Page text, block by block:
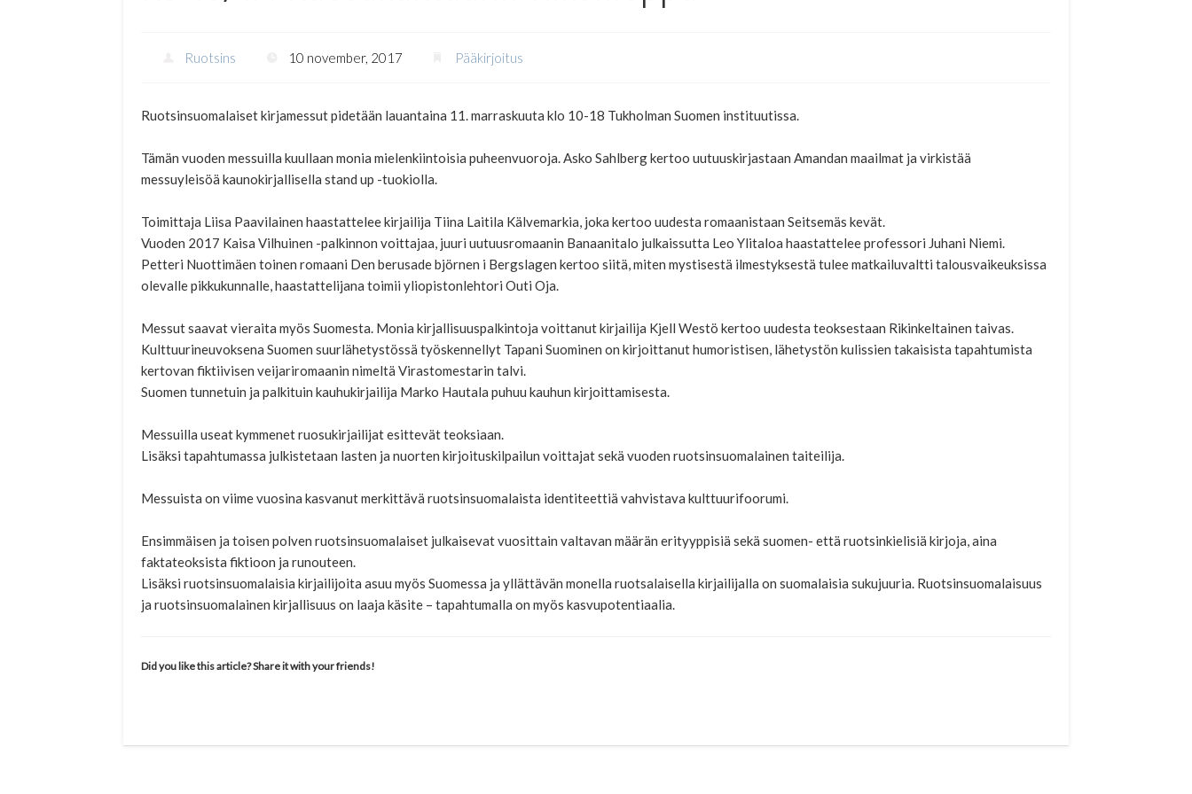
Ruotsins 10 november, 2017 Pääkirjoitus
Ruotsinsuomalaiset kirjamessut pidetään lauantaina 11. marraskuuta klo 10-18 Tukholman Suomen instituutissa.
Tämän vuoden messuilla kuullaan monia mielenkiintoisia puheenvuoroja. Asko Sahlberg kertoo uutuuskirjastaan Amandan maailmat ja virkistää
messuyleisöä kaunokirjallisella stand up -tuokiolla.
Toimittaja Liisa Paavilainen haastattelee kirjailija Tiina Laitila Kälvemarkia, joka kertoo uudesta romaanistaan Seitsemäs kevät.
Vuoden 2017 Kaisa Vilhuinen -palkinnon voittajaa, juuri uutuusromaanin Banaanitalo julkaissutta Leo Ylitaloa haastattelee professori Juhani Niemi.
Petteri Nuottimäen toinen romaani Den berusade björnen i Bergslagen kertoo siitä, miten mystisestä ilmestyksestä tulee matkailuvaltti talousvaikeuksissa
olevalle pikkukunnalle, haastattelijana toimii yliopistonlehtori Outi Oja.
Messut saavat vieraita myös Suomesta. Monia kirjallisuuspalkintoja voittanut kirjailija Kjell Westö kertoo uudesta teoksestaan Rikinkeltainen taivas.
Kulttuurineuvoksena Suomen suurlähetystössä työskennellyt Tapani Suominen on kirjoittanut humoristisen, lähetystön kulissien takaisista tapahtumista
kertovan fiktiivisen veijariromaanin nimeltä Virastomestarin talvi.
Suomen tunnetuin ja palkituin kauhukirjailija Marko Hautala puhuu kauhun kirjoittamisesta.
Messuilla useat kymmenet ruosukirjailijat esittevät teoksiaan.
Lisäksi tapahtumassa julkistetaan lasten ja nuorten kirjoituskilpailun voittajat sekä vuoden ruotsinsuomalainen taiteilija.
Messuista on viime vuosina kasvanut merkittävä ruotsinsuomalaista identiteettiä vahvistava kulttuurifoorumi.
Ensimmäisen ja toisen polven ruotsinsuomalaiset julkaisevat vuosittain valtavan määrän erityyppisiä sekä suomen- että ruotsinkielisiä kirjoja, aina
faktateoksista fiktioon ja runouteen.
Lisäksi ruotsinsuomalaisia kirjailijoita asuu myös Suomessa ja yllättävän monella ruotsalaisella kirjailijalla on suomalaisia sukujuuria. Ruotsinsuomalaisuus
ja ruotsinsuomalainen kirjallisuus on laaja käsite – tapahtumalla on myös kasvupotentiaalia.
Did you like this article? Share it with your friends!